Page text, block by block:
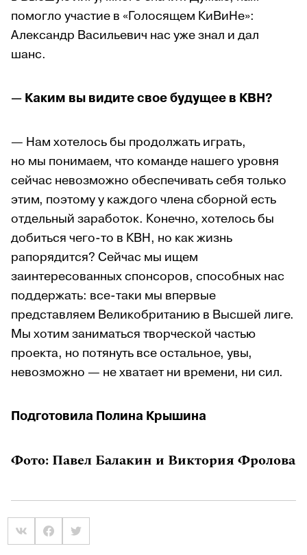
помогло участие в «Голосящем КиВиНе»:
Александр Васильевич нас уже знал и дал
шанс.
— Каким вы видите свое будущее в КВН?
— Нам хотелось бы продолжать играть,
но мы понимаем, что команде нашего уровня
сейчас невозможно обеспечивать себя только
этим, поэтому у каждого члена сборной есть
отдельный заработок. Конечно, хотелось бы
добиться чего-то в КВН, но как жизнь
рапорядится? Сейчас мы ищем
заинтересованных спонсоров, способных нас
поддержать: все-таки мы впервые
представляем Великобританию в Высшей лиге.
Мы хотим заниматься творческой частью
проекта, но потянуть все остальное, увы,
невозможно — не хватает ни времени, ни сил.
Подготовила Полина Крышина
Фото: Павел Балакин и Виктория Фролова